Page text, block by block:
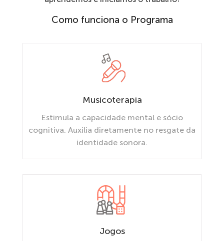
Como funciona o Programa
Musicoterapia
Estimula a capacidade mental e sócio
cognitiva. Auxilia diretamente no resgate da
identidade sonora.
Jogos